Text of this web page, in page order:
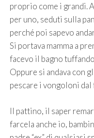
proprio come i grandi.
per uno, seduti sulla
perché poi sapevo
Si portava mamma a
facevo il bagno
Oppure si andava con
pescare i vongoloni
Il pattino, il saper
farcela anche io,